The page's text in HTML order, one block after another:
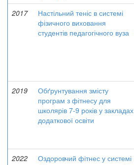
2017
Настільний теніс в системі
фізичного виховання
студентів педагогічного вуза
2019
Обґрунтування змісту
програм з фітнесу для
школярів 7-9 років у закладах
додаткової освіти
2022
Оздоровчий фітнес у системі